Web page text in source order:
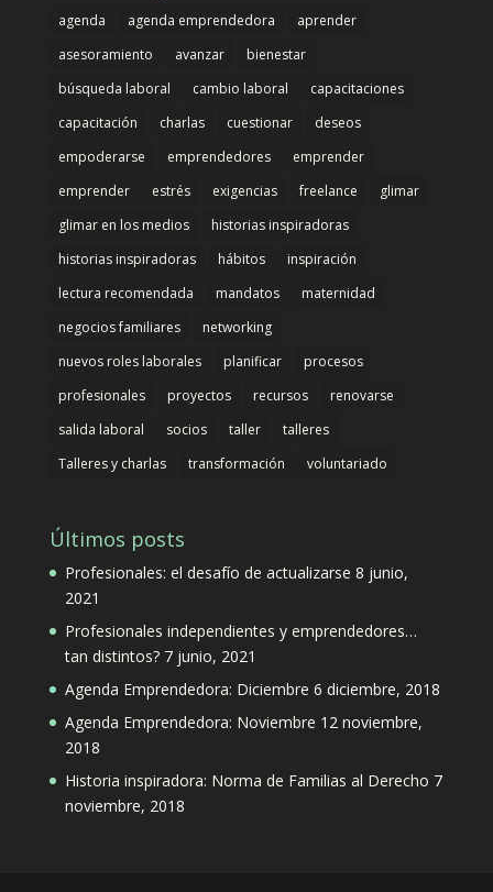
agenda agenda emprendedora
aprender
asesoramiento
avanzar
bienestar
búsqueda laboral
cambio laboral
capacitaciones
capacitación
charlas cuestionar
deseos
empoderarse
emprendedores
emprender
emprender
estrés exigencias freelance
glimar
glimar en los medios
historias inspiradoras
historias inspiradoras
hábitos
inspiración
lectura recomendada
mandatos
maternidad
negocios familiares
networking
nuevos roles laborales
planificar
procesos
profesionales
proyectos recursos
renovarse
salida laboral
socios taller
talleres
Talleres y charlas
transformación voluntariado
Últimos posts
Profesionales: el desafío de actualizarse 8 junio,
2021
Profesionales independientes y emprendedores…
tan distintos? 7 junio, 2021
Agenda Emprendedora: Diciembre 6 diciembre, 2018
Agenda Emprendedora: Noviembre 12 noviembre,
2018
Historia inspiradora: Norma de Familias al Derecho 7
noviembre, 2018